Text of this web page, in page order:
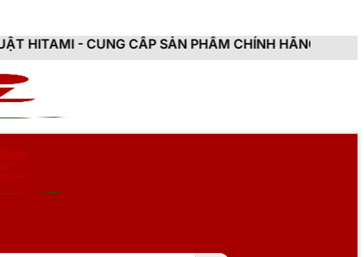
CẤP SẢN PHẨM CHÍNH HÃNG, MỚI 100%, ĐẦY ĐỦ